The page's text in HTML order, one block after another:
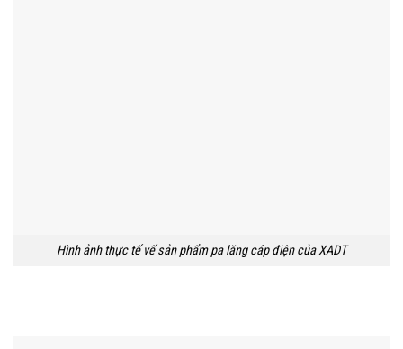
Hình ảnh thực tế vế sản phẩm pa lăng cáp điện của XADT